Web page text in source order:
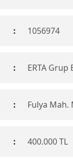
: 1056974
: ERTA Grup
: Fulya Mah.
: 400.000 TL